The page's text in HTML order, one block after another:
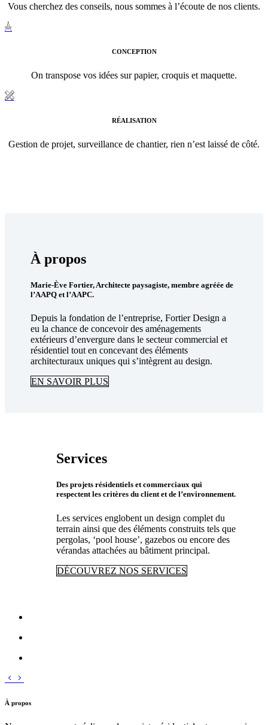
Vous cherchez des conseils, nous sommes à l’écoute de nos clients.
CONCEPTION
On transpose vos idées sur papier, croquis et maquette.
RÉALISATION
Gestion de projet, surveillance de chantier, rien n’est laissé de côté.
À propos
Marie-Ève Fortier, Architecte paysagiste, membre agréée de
l’AAPQ et l’AAPC.
Depuis la fondation de l’entreprise,FortierDesign a
eu la chance de concevoir des aménagements
extérieurs d’envergure dans le secteur commercial et
résidentiel tout en concevant des éléments
architecturaux uniques qui s’intègrent au design.
EN SAVOIR PLUS
Services
Des projets résidentiels et commerciaux qui
respectent les critères du client et de l’environnement.
Les services englobent un design complet du
terrain ainsi que des éléments construits tels que
pergolas, ‘pool house’, gazebos ou encore des
vérandas attachées au bâtiment principal.
DÉCOUVREZ NOS SERVICES
À propos